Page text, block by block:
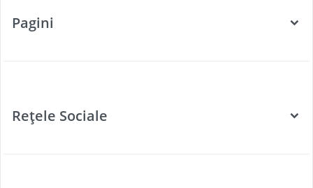
Pagini
Țări
Rețele Sociale